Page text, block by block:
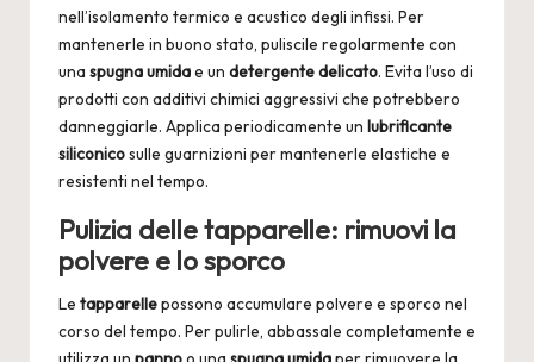
nell’isolamento termico e acustico degli infissi. Per
mantenerle in buono stato, puliscile regolarmente con
una spugnaumidae un detergentedelicato. Evita l’uso di
prodotti con additivi chimici aggressivi che potrebbero
danneggiarle. Applica periodicamente un lubrificante
siliconicosulle guarnizioni per mantenerle elastiche e
resistenti nel tempo.
Pulizia delle tapparelle: rimuovi la
polvere e lo sporco
Le tapparellepossono accumulare polvere e sporco nel
corso del tempo. Per pulirle, abbassale completamente e